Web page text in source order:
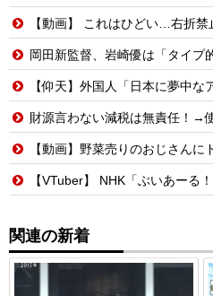
【動画】 これはひどい…右折禁止なのに軽自動車が突如右折し
岡田新監督、岩崎優は「タイプ的にはセット
【仰天】外国人「日本に夢中なアメリカ
財源言わない減税は無責任！→使
【動画】野菜売りのおじさんにド
【VTuber】 NHK「ぶいあーる！」真夏のホラーSPに月ノ美兎・ましろ
関連の新着